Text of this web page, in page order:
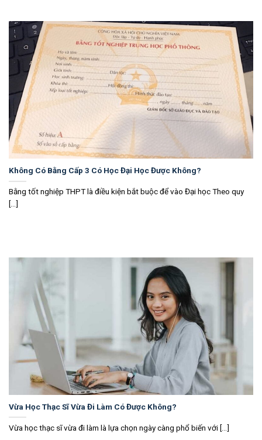
Không Có Bằng Cấp 3 Có Học Đại Học Được Không?
Bằng tốt nghiệp THPT là điều kiện bắt buộc để vào Đại học Theo quy
[...]
Vừa Học Thạc Sĩ Vừa Đi Làm Có Được Không?
Vừa học thạc sĩ vừa đi làm là lựa chọn ngày càng phổ biến với [...]